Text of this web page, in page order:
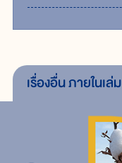
เรื่องอื่นภายในเล่ม